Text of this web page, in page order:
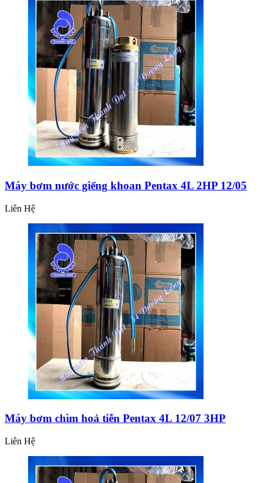
Máy bơm nước giếng khoan Pentax 4L 2HP 12/05
Liên Hệ
Máy bơm chìm hoả tiễn Pentax 4L 12/07 3HP
Liên Hệ